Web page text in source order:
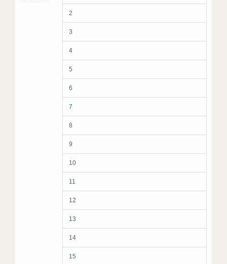
2
3
4
5
6
7
8
9
10
11
12
13
14
15